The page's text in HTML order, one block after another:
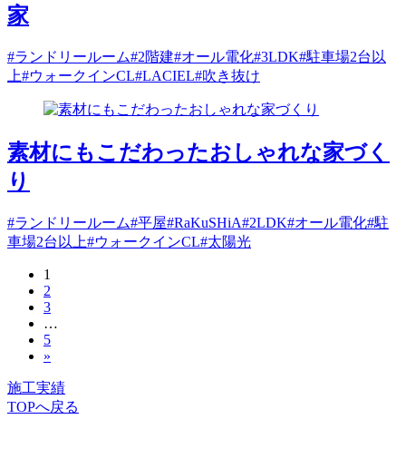
家
#ランドリールーム#2階建#オール電化#3LDK#駐車場2台以
上#ウォークインCL#LACIEL#吹き抜け
素材にもこだわったおしゃれな家づく
り
#ランドリールーム#平屋#RaKuSHiA#2LDK#オール電化#駐
車場2台以上#ウォークインCL#太陽光
ー
1
2
3
…
5
»
施工実績
TOPへ戻る